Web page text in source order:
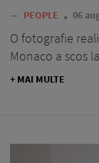
— PEOPLE 06
O fotografie
Monaco a scos
+ MAI MULTE